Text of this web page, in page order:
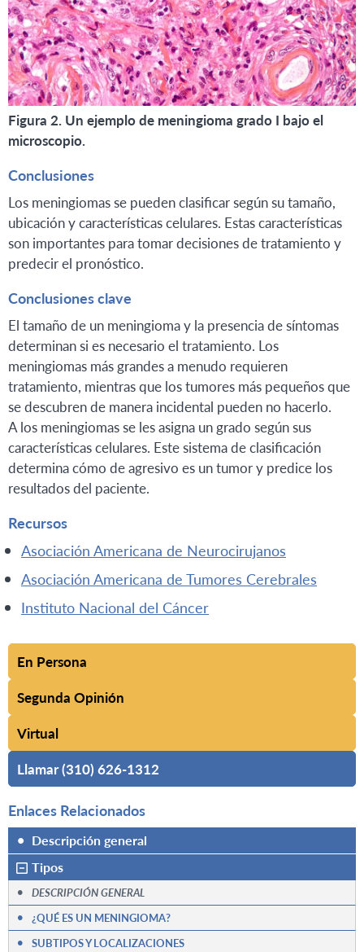
Figura 2. Un ejemplo de meningioma grado I bajo el
microscopio.
Conclusiones
Los meningiomas se pueden clasificar según su tamaño,
ubicación y características celulares. Estas características
son importantes para tomar decisiones de tratamiento y
predecir el pronóstico.
Conclusiones clave
El tamaño de un meningioma y la presencia de síntomas
determinan si es necesario el tratamiento. Los
meningiomas más grandes a menudo requieren
tratamiento, mientras que los tumores más pequeños que
se descubren de manera incidental pueden no hacerlo.
A los meningiomas se les asigna un grado según sus
características celulares. Este sistema de clasificación
determina cómo de agresivo es un tumor y predice los
resultados del paciente.
Recursos
Asociación Americana de Neurocirujanos
Asociación Americana de Tumores Cerebrales
Instituto Nacional del Cáncer
En Persona
Segunda Opinión
Virtual
Llamar (310) 626-1312
Enlaces Relacionados
• Descripción general
Tipos
• DESCRIPCIÓN GENERAL
• ¿QUÉ ES UN MENINGIOMA?
• SUBTIPOS Y LOCALIZACIONES